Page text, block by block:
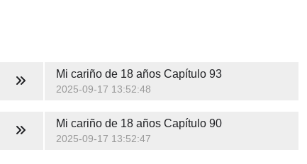
Mi cariño de 18 añosCapítulo 93
2025-09-17 13:52:48
Mi cariño de 18 añosCapítulo 90
2025-09-17 13:52:47